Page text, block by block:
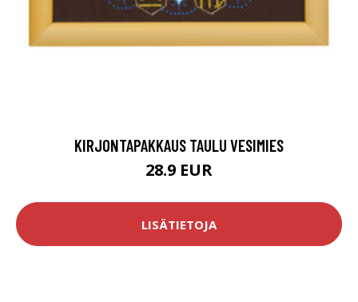
KIRJONTAPAKKAUS TAULU VESIMIES
28.9 EUR
LISÄTIETOJA